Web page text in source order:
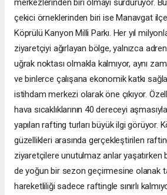
merkezlerinden biri olmayı sürdürüyor.
çekici örneklerinden biri ise Manavgat
Köprülü Kanyon Milli Parkı. Her yıl
ziyaretçiyi ağırlayan bölge, yalnızca
uğrak noktası olmakla kalmıyor, aynı
ve binlerce çalışana ekonomik katkı
istihdam merkezi olarak öne çıkıyor.
hava sıcaklıklarının 40 dereceyi
yapılan rafting turları büyük ilgi görüyor.
güzellikleri arasında gerçekleştirilen
ziyaretçilere unutulmaz anlar yaşatırken
de yoğun bir sezon geçirmesine olanak
hareketliliği sadece raftingle sınırlı